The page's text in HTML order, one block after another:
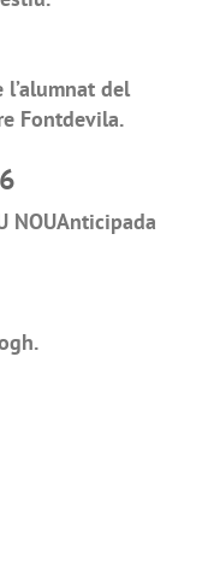
l’alumnat del
Fontdevila.
NOUAnticipada